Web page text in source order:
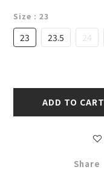
Size : 23
23 23.5 24
ADD TO CART
Share